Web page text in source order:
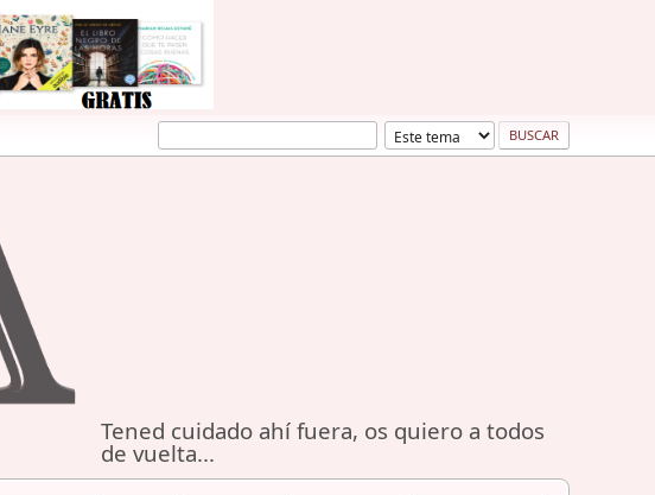
Tened cuidado ahí fuera, os quiero a todos
de vuelta...